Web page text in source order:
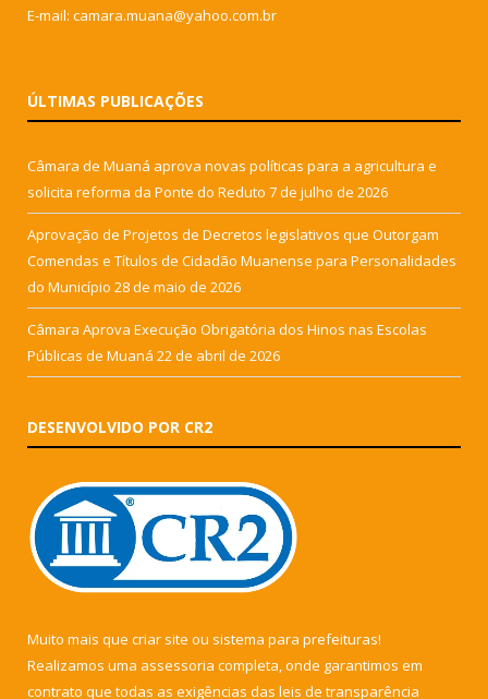
E-mail: camara.muana@yahoo.com.br
ÚLTIMAS PUBLICAÇÕES
Câmara de Muaná aprova novas políticas para a agricultura e
solicita reforma da Ponte do Reduto 7 de julho de 2026
Aprovação de Projetos de Decretos legislativos que Outorgam
Comendas e Títulos de Cidadão Muanense para Personalidades
do Município 28 de maio de 2026
Câmara Aprova Execução Obrigatória dos Hinos nas Escolas
Públicas de Muaná 22 de abril de 2026
DESENVOLVIDO POR CR2
Muito mais que criar site ou sistema para prefeituras!
Realizamos uma assessoria completa, onde garantimos em
contrato que todas as exigências das leis de transparência